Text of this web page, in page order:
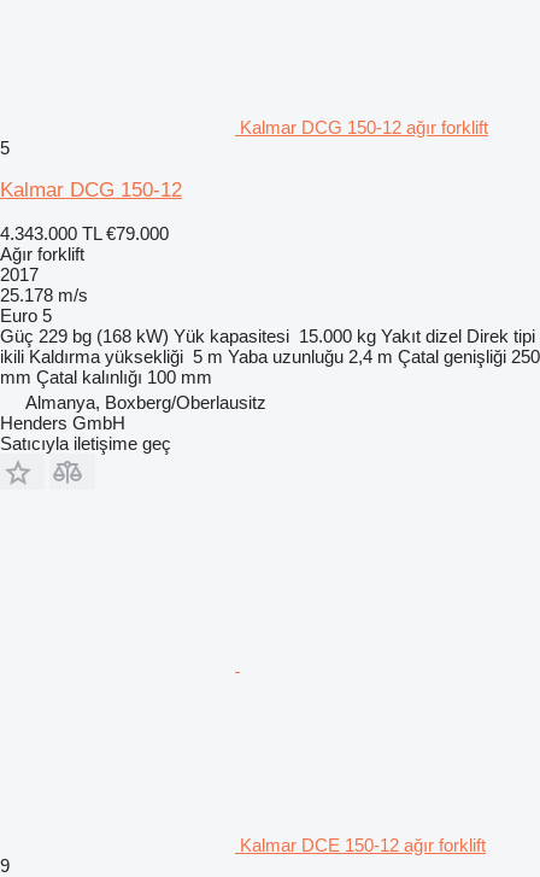
Kalmar DCG 150-12 ağır forklift
5
Kalmar DCG 150-12
4.343.000 TL €79.000
Ağır forklift
2017
25.178 m/s
Euro 5
Güç 229 bg (168 kW) Yük kapasitesi 15.000 kg Yakıt dizel Direk tipi
ikili Kaldırma yüksekliği 5 m Yaba uzunluğu 2,4 m Çatal genişliği 250
mm Çatal kalınlığı 100 mm
Almanya, Boxberg/Oberlausitz
Henders GmbH
Satıcıyla iletişime geç
Kalmar DCE 150-12 ağır forklift
9